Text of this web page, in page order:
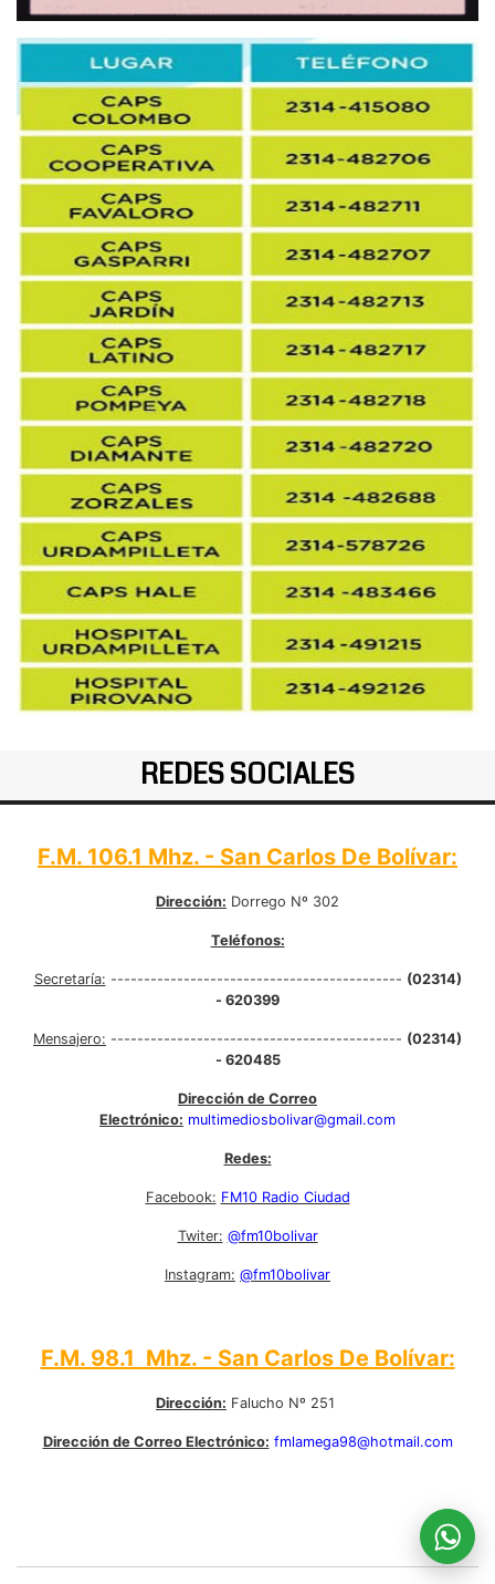
REDES SOCIALES
F.M. 106.1 Mhz. - San Carlos De Bolívar:
Dirección: Dorrego Nº 302
Teléfonos:
Secretaría: -------------------------------------------- (02314)
- 620399
Mensajero: -------------------------------------------- (02314)
- 620485
Dirección de Correo
Electrónico: multimediosbolivar@gmail.com
Redes:
Facebook: FM10 Radio Ciudad
Twiter: @fm10bolivar
Instagram: @fm10bolivar
F.M. 98.1 Mhz. - San Carlos De Bolívar:
Dirección: Falucho Nº 251
Dirección de Correo Electrónico: fmlamega98@hotmail.com